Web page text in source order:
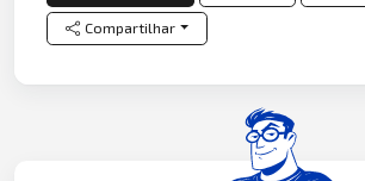
Compartilhar